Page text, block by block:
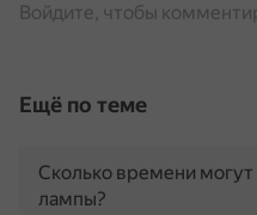
Войдите, чтобы
Ещё по теме
Сколько времени
лампы?